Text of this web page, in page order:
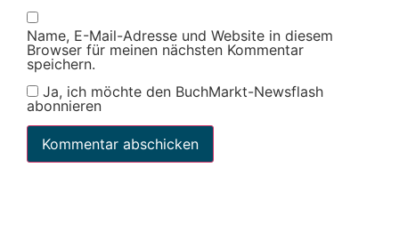
Name, E-Mail-Adresse und Website in diesem
Browser für meinen nächsten Kommentar
speichern.
Ja, ich möchte den BuchMarkt-Newsflash
abonnieren